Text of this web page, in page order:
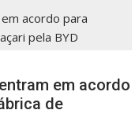
acordo para
pela BYD
em acordo
de